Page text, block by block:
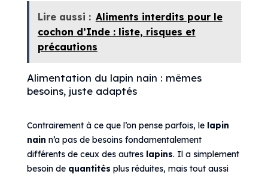
Lire aussi : Aliments interdits pour le
cochon d’Inde : liste, risques et
précautions
Alimentation du lapin nain : mêmes
besoins, juste adaptés
Contrairement à ce que l’on pense parfois, le lapin
nain n’a pas de besoins fondamentalement
différents de ceux des autres lapins. Il a simplement
besoin de quantités plus réduites, mais tout aussi